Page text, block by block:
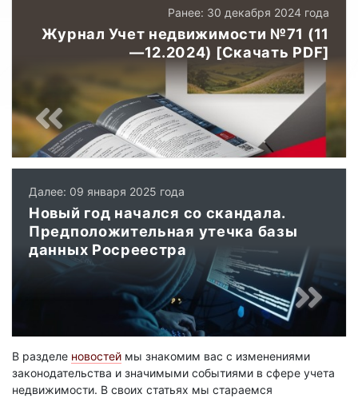
Ранее: 30 декабря 2024 года
Журнал Учет недвижимости №71 (11
—12.2024) [Скачать PDF]
Далее: 09 января 2025 года
Новый год начался со скандала.
Предположительная утечка базы
данных Росреестра
В разделе новостей мы знакомим вас с изменениями
законодательства и значимыми событиями в сфере учета
недвижимости. В своих статьях мы стараемся